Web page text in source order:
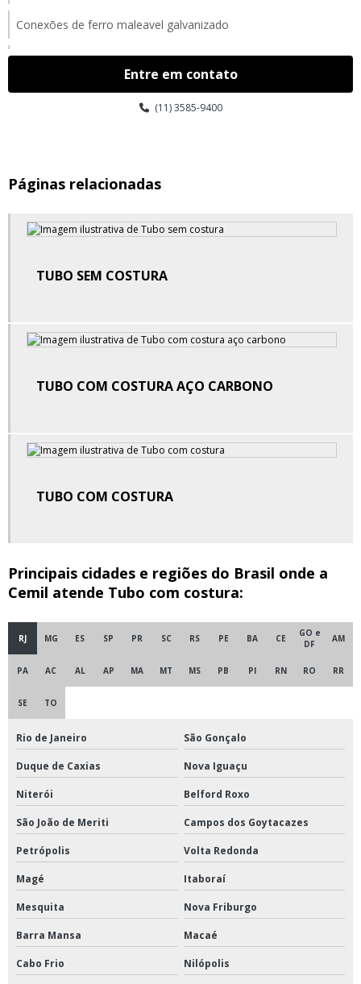
Conexões de ferro maleavel galvanizado
Conexões ferro fundido
Conexões ferro maleavel
Conexões galvanizadas fabricante tupy
Conexões galvanizadas preço
Conexões galvanizadas tupy
Conexões para solda
Conexões soldaveis em aço carbono
Distribuidor conexões galvanizadas zona leste
Distribuidor deca
Distribuidor deca em são paulo
Distribuidor material para combate à incêndio
Distribuidor mga valvulas
Distribuidor sprinkler
Distribuidor tubos aço carbono
Distribuidor tubos para caldeira
Distribuidor tupy
Distribuidores tubos galvanizados
Entre em contato
(11) 3585-9400
Páginas relacionadas
TUBO SEM COSTURA
TUBO COM COSTURA AÇO CARBONO
TUBO COM COSTURA
Principais cidades e regiões do Brasil onde a
Cemil atende Tubo com costura:
RJ MG ES SP PR SC RS PE BA CE
GO e
DF
AM
PA AC AL AP MA MT MS PB PI RN RO RR
SE TO
Rio de Janeiro São Gonçalo
Duque de Caxias Nova Iguaçu
Niterói Belford Roxo
São João de Meriti Campos dos Goytacazes
Petrópolis Volta Redonda
Magé Itaboraí
Mesquita Nova Friburgo
Barra Mansa Macaé
Cabo Frio Nilópolis